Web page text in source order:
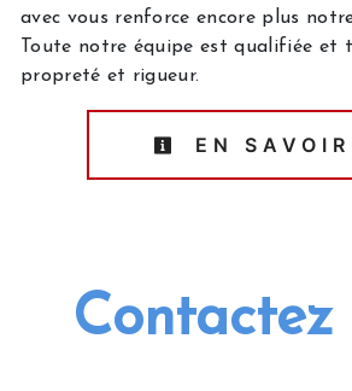
avec vous renforce encore plus
Toute notre équipe est qualifiée et
propreté et rigueur.
EN
Contactez